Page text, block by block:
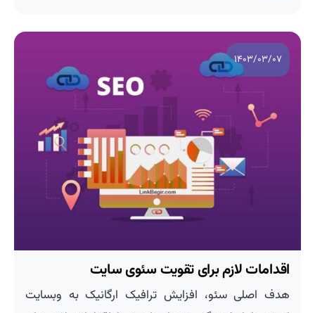
۱۴۰۳/۰۳/۰۷
اقدامات لازم برای تقویت سئوی سایت
هدف اصلی سئو، افزایش ترافیک ارگانیک به وبسایت